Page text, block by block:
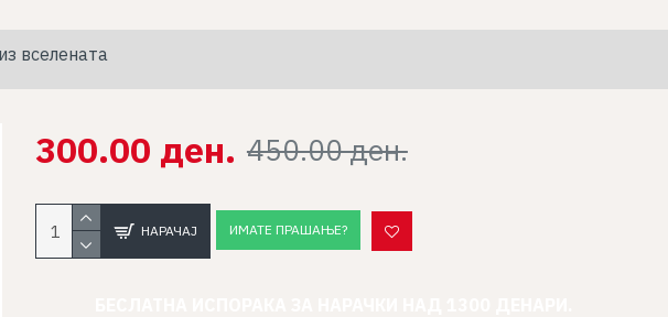
вселената
300.00 ден. 450.00 ден.
НАРАЧАЈ ИМАТЕ ПРАШАЊЕ?